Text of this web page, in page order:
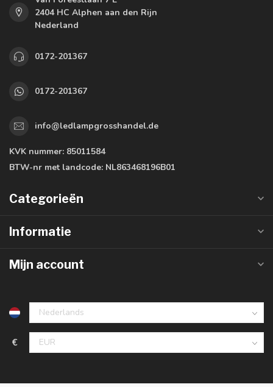
2404 HC Alphen aan den Rijn
Nederland
0172-201367
0172-201367
info@ledlampgrosshandel.de
KVK nummer: 85011584
BTW-nr met landcode: NL863468196B01
Categorieën
Informatie
Mijn account
€